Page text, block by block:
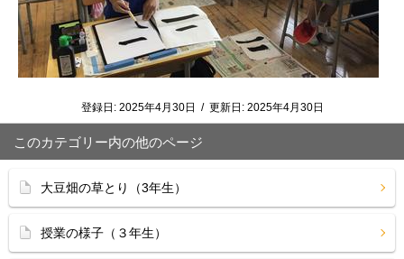
登録日: 2025年4月30日 / 更新日: 2025年4月30日
このカテゴリー内の他のページ
大豆畑の草とり（3年生）
授業の様子（３年生）